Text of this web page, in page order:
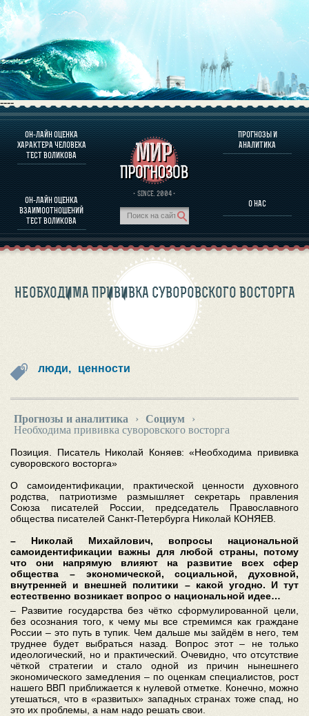
----
ОН-ЛАЙН ОЦЕНКА
ХАРАКТЕРА ЧЕЛОВЕКА
ТЕСТ ВОЛИКОВА
ОН-ЛАЙН ОЦЕНКА
ВЗАИМООТНОШЕНИЙ
ТЕСТ ВОЛИКОВА
· SINCE. 2004 ·
ПРОГНОЗЫ И
АНАЛИТИКА
О НАС
О ПРОГРАММЕ
ОЦЕНКА ХАРАКТЕРA ЧЕЛОВЕКА
ОЦЕНКА ХАРАКТЕРА ВЫДАЮЩИХСЯ ЛИЧНОСТЕЙ
О ПРОГРАММЕ
ПРОГНОЗЫ И АНАЛИТИКА
НЕОБХОДИМА ПРИВИВКА СУВОРОВСКОГО ВОСТОРГА
люди, ценности
Прогнозы и аналитика › Социум
›
Необходима прививка суворовского восторга
Позиция. Писатель Николай Коняев: «Необходима прививка
суворовского восторга»
О самоидентификации, практической ценности духовного
родства, патриотизме размышляет секретарь правления
Союза писателей России, председатель Православного
общества писателей Санкт-Петербурга Николай КОНЯЕВ.
– Николай Михайлович, вопросы национальной
самоидентификации важны для любой страны, потому
что они напрямую влияют на развитие всех сфер
общества – экономической, социальной, духовной,
внутренней и внешней политики – какой угодно. И тут
естественно возникает вопрос о национальной идее…
– Развитие государства без чётко сформулированной цели,
без осознания того, к чему мы все стремимся как граждане
России – это путь в тупик. Чем дальше мы зайдём в него, тем
труднее будет выбраться назад. Вопрос этот – не только
идеологический, но и практический. Очевидно, что отсутствие
чёткой стратегии и стало одной из причин нынешнего
экономического замедления – по оценкам специалистов, рост
нашего ВВП приближается к нулевой отметке. Конечно, можно
утешаться, что в «развитых» западных странах тоже спад, но
это их проблемы, а нам надо решать свои.